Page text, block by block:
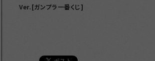
Ver.[ガンプラ一番くじ]